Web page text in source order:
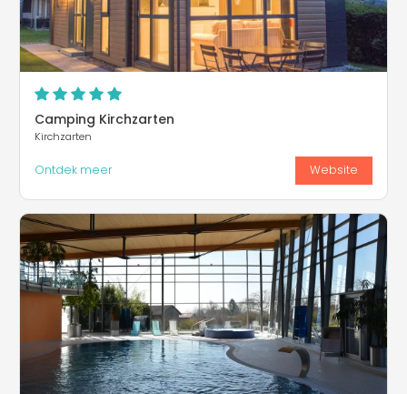
Camping Kirchzarten
Kirchzarten
Ontdek meer Website